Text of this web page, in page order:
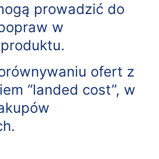
prowadzić do
w
ofert z
“landed cost”, w